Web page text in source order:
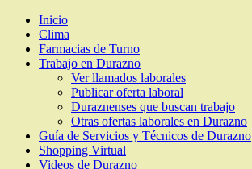
Inicio
Clima
Farmacias de Turno
Trabajo en Durazno
Ver llamados laborales
Publicar oferta laboral
Duraznenses que buscan trabajo
Otras ofertas laborales en Durazno
Guía de Servicios y Técnicos de Durazno
Shopping Virtual
Videos de Durazno